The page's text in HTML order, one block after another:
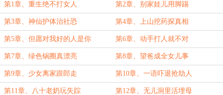
第1章、重生绝不打女人 第2章、别家娃儿用脚踢
第3章、神仙护体治社恐 第4章、上山挖药探真相
第5章、但愿对我好的人是你 第6章、动手打人就不对
第7章、绿色锅圈真漂亮 第8章、望爸成全女儿事
第9章、少女离家跟郎走 第10章、一语吓退抢劫人
第11章、八十老奶玩失踪 第12章、无儿洞里活埋母